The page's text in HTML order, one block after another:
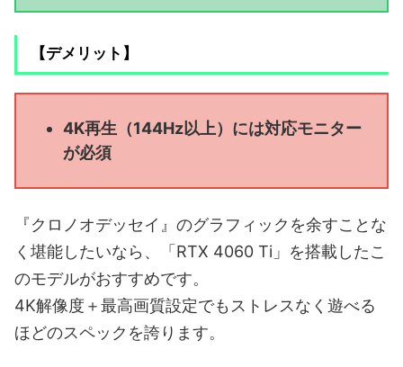
【デメリット】
4K再生（144Hz以上）には対応モニター
が必須
『クロノオデッセイ』のグラフィックを余すことな
く堪能したいなら、「RTX 4060 Ti」を搭載したこ
のモデルがおすすめです。
4K解像度＋最高画質設定でもストレスなく遊べる
ほどのスペックを誇ります。